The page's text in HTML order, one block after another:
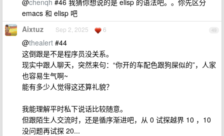
@chenqh #46 我猜你想说的是 elisp 的语法吧。。你先区分
emacs 和 elisp 吧
49
Aixtuz Sep 2, 2025 6
@thealert #44
这倒跟是不是程序员没关系。
现实中跟人聊天，突然来句：“你开的车配色跟狗屎似的”，人家
也容易生气啊~
能有多少人觉得这还算礼貌？
我能理解平时私下说话比较随意。
但跟陌生人交流时，还是循序渐进吧，从 0 试探越界 10 ，10
没问题再试探 20...